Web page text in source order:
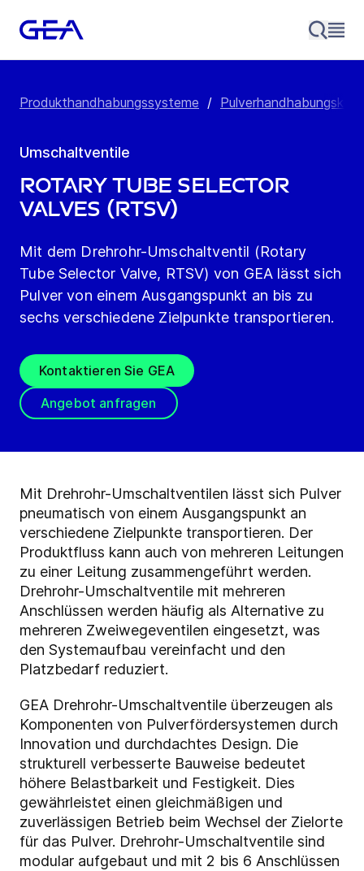
Produkthandhabungssysteme /
Umschaltventile
Rotary Tube Selector
Valves (RTSV)
Mit dem Drehrohr-Umschaltventil (Rotary
Tube Selector Valve, RTSV) von GEA lässt sich
Pulver von einem Ausgangspunkt an bis zu
sechs verschiedene Zielpunkte transportieren.
Kontaktieren Sie GEA
Angebot anfragen
Mit Drehrohr-Umschaltventilen lässt sich Pulver
pneumatisch von einem Ausgangspunkt an
verschiedene Zielpunkte transportieren. Der
Produktfluss kann auch von mehreren Leitungen
zu einer Leitung zusammengeführt werden.
Drehrohr-Umschaltventile mit mehreren
Anschlüssen werden häufig als Alternative zu
mehreren Zweiwegeventilen eingesetzt, was
den Systemaufbau vereinfacht und den
Platzbedarf reduziert.
GEA Drehrohr-Umschaltventile überzeugen als
Komponenten von Pulverfördersystemen durch
Innovation und durchdachtes Design. Die
strukturell verbesserte Bauweise bedeutet
höhere Belastbarkeit und Festigkeit. Dies
gewährleistet einen gleichmäßigen und
zuverlässigen Betrieb beim Wechsel der Zielorte
für das Pulver. Drehrohr-Umschaltventile sind
modular aufgebaut und mit 2 bis 6 Anschlüssen